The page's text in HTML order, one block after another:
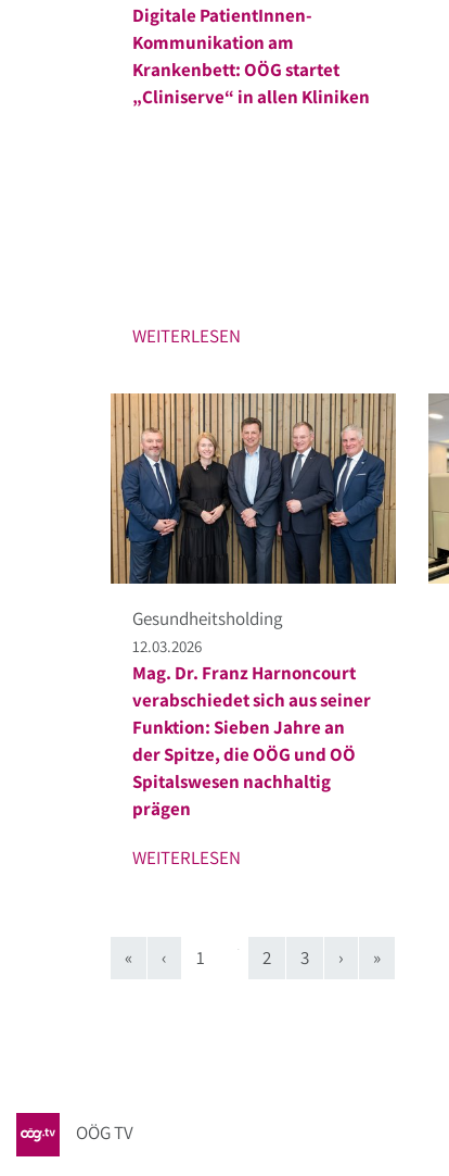
Digitale PatientInnen-
Kommunikation am
Krankenbett: OÖG startet
„Cliniserve“ in allen Kliniken
WEITERLESEN
Gesundheitsholding
12.03.2026
Mag. Dr. Franz Harnoncourt
verabschiedet sich aus seiner
Funktion: Sieben Jahre an
der Spitze, die OÖG und OÖ
Spitalswesen nachhaltig
prägen
WEITERLESEN
« ‹ 1 (current)
2 3 › »
OÖG TV